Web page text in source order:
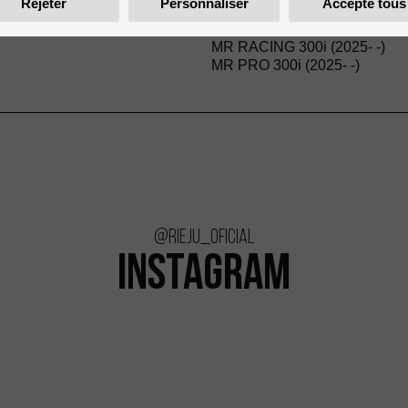
MR SIX DAYS ITALY (2021)
MR RACING 300i (2025- -)
MR PRO 300i (2025- -)
@rieju_oficial
INSTAGRAM
Rejeter Personnaliser Accepte tous